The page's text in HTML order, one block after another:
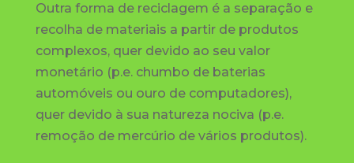
Outra forma de reciclagem é a separação e
recolha de materiais a partir de produtos
complexos, quer devido ao seu valor
monetário (p.e. chumbo de baterias
automóveis ou ouro de computadores),
quer devido à sua natureza nociva (p.e.
remoção de mercúrio de vários produtos).